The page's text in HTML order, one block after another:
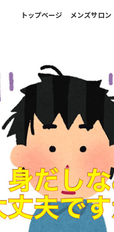
トップページ メンズサロン